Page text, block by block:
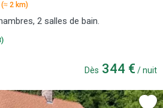
(≈ 2 km)
2 salles de bain.
Dès 344 € / nuit